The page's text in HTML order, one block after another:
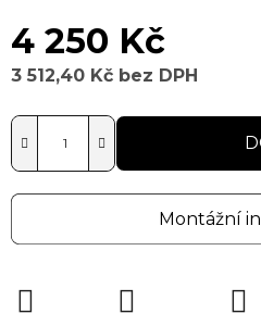
4 250 Kč
3 512,40 Kč bez DPH
Montážní